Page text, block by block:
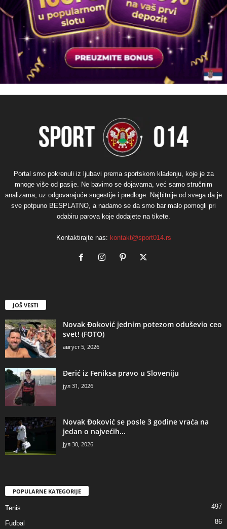
Portal smo pokrenuli iz ljubavi prema sportskom klađenju, koje je za
mnoge više od pasije. Ne bavimo se dojavama, već samo stručnim
analizama, uz odgovarajuće sugestije i predloge. Najbitnije od svega da je
sve potpuno BESPLATNO, a nadamo se da smo bar malo pomogli pri
odabiru parova koje dodajete na tikete.
Kontaktirajte nas: kontakt@sport014.rs
JOŠ VESTI
Novak Đoković jednim potezom oduševio ceo
svet! (FOTO)
август 5, 2026
Đerić iz Feniksa pravo u Sloveniju
јул 31, 2026
Novak Đoković se posle 3 godine vraća na
jedan o najvećih...
јул 30, 2026
POPULARNE KATEGORIJE
Tenis 497
Fudbal 86